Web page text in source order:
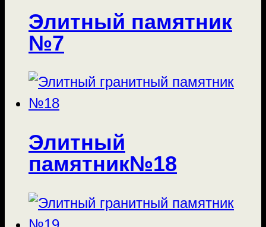
Элитный памятник
№7
Элитный
памятник№18